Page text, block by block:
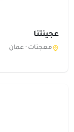
عجينتنا
معجنات · عمان